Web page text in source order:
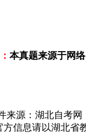
本真题来源于网
源：湖北自考网
信息请以湖北省